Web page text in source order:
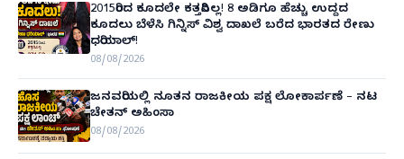
2015ರಿಂದ ಕೂದಲೇ ಕತ್ತರಿಸಿಲ್ಲ! 8 ಅಡಿಗೂ ಹೆಚ್ಚು ಉದ್ದದ
ಕೂದಲು ಬೆಳೆಸಿ ಗಿನ್ನಿಸ್ ವಿಶ್ವ ದಾಖಲೆ ಬರೆದ ಭಾರತದ ರೇಣು
ಧರಿಯಾಲ್!
08/08/2026
ಜನವರಿಯಲ್ಲಿ ನೂತನ ರಾಜಕೀಯ ಪಕ್ಷ ಲೋಕಾರ್ಪಣೆ – ನಟ
ಚೇತನ್ ಅಹಿಂಸಾ
08/08/2026